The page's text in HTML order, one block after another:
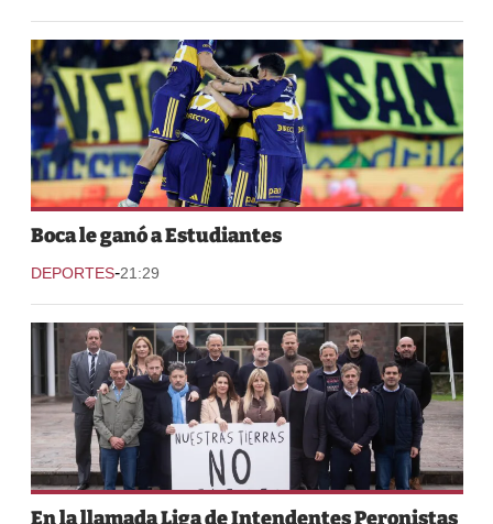
Boca le ganó a Estudiantes
DEPORTES-21:29
En la llamada Liga de Intendentes Peronistas